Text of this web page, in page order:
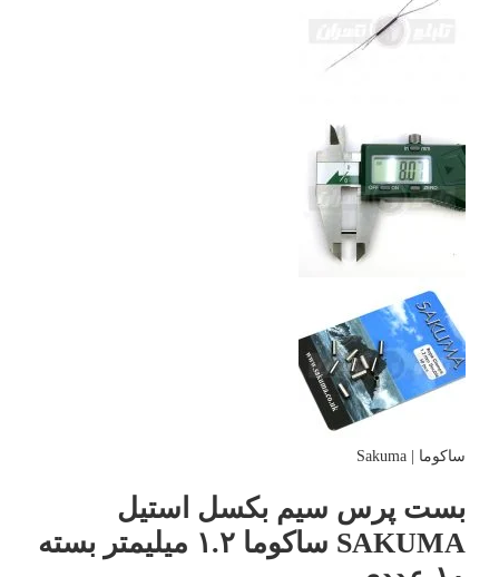
ساکوما | Sakuma
بست پرس سیم بکسل استیل
SAKUMA ساکوما ۱.۲ میلیمتر بسته